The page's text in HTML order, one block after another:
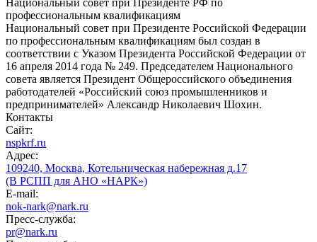
Национальный совет при Президенте РФ по
профессиональным квалификациям
Национальный совет при Президенте Российской Федерации
по профессиональным квалификациям был создан в
соответствии с Указом Президента Российской Федерации от
16 апреля 2014 года № 249. Председателем Национального
совета является Президент Общероссийского объединения
работодателей «Российский союз промышленников и
предпринимателей» Александр Николаевич Шохин.
Контакты
Сайт:
nspkrf.ru
Адрес:
109240, Москва, Котельническая набережная д.17
(В РСПП для АНО «НАРК»)
E-mail:
nok-nark@nark.ru
Пресс-служба:
pr@nark.ru